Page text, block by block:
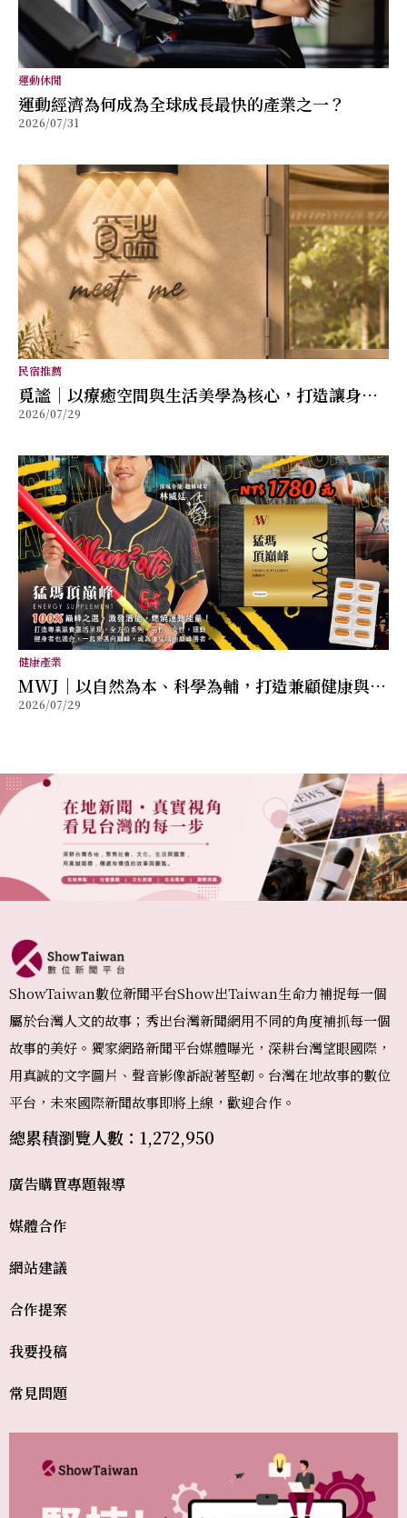
運動休閒
運動經濟為何成為全球成長最快的產業之一？
2026/07/31
民宿推薦
覓謐｜以療癒空間與生活美學為核心，打造讓身心
放鬆的質感生活提案
2026/07/29
健康產業
MWJ｜以自然為本、科學為輔，打造兼顧健康與幸
福的全方位保健品牌
2026/07/29
ShowTaiwan數位新聞平台Show出Taiwan生命力補捉每一個
屬於台灣人文的故事；秀出台灣新聞網用不同的角度補抓每一個
故事的美好。獨家網路新聞平台媒體曝光，深耕台灣望眼國際，
用真誠的文字圖片、聲音影像訴說著堅韌。台灣在地故事的數位
平台，未來國際新聞故事即將上線，歡迎合作。
總累積瀏覽人數：1,272,950
廣告購買
媒體合作
網站建議
合作提案
我要投稿
常見問題
專題報導